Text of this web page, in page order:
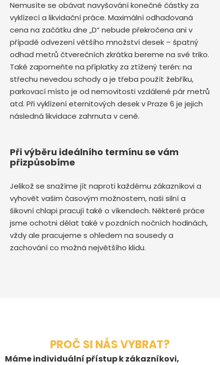
Nemusíte se obávat navyšování konečné částky za
vyklízecí a likvidační práce. Maximální odhadovaná
cena na začátku dne „D“ nebude překročena ani v
případě odvezení většího množství desek – špatný
odhad metrů čtverečních zkrátka bereme na své triko.
Také zapomeňte na příplatky za ztížený terén: na
střechu nevedou schody a je třeba použít žebříku,
parkovací místo je od nemovitosti vzdálené pár metrů
atd. Při vyklízení eternitových desek v Praze 6 je jejich
následná likvidace zahrnuta v ceně.
Při výběru ideálního termínu se vám
přizpůsobíme
Jelikož se snažíme jít naproti každému zákazníkovi a
vyhovět vašim časovým možnostem, naši silní a
šikovní chlapi pracují také o víkendech. Některé práce
jsme ochotni dělat také v pozdních nočních hodinách,
vždy ale pracujeme s ohledem na sousedy a
zachování co možná největšího klidu.
PROČ SI NÁS VYBRAT?
Máme individuální přístup k zákazníkovi,